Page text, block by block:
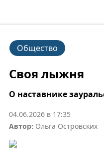
Общество
Своя лыжня
О наставнике
04.06.2026 в 17:35
Автор: Ольга Островских